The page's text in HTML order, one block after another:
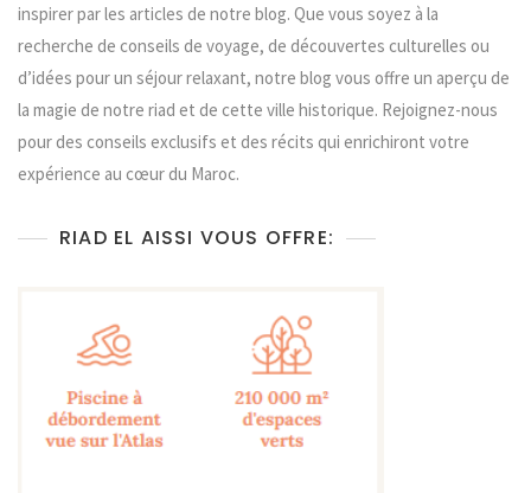
inspirer par les articles de notre blog. Que vous soyez à la
recherche de conseils de voyage, de découvertes culturelles ou
d’idées pour un séjour relaxant, notre blog vous offre un aperçu de
la magie de notre riad et de cette ville historique. Rejoignez-nous
pour des conseils exclusifs et des récits qui enrichiront votre
expérience au cœur du Maroc.
RIAD EL AISSI VOUS OFFRE: